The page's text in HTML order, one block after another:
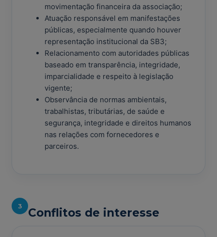
movimentação financeira da associação;
Atuação responsável em manifestações
públicas, especialmente quando houver
representação institucional da SB3;
Relacionamento com autoridades públicas
baseado em transparência, integridade,
imparcialidade e respeito à legislação
vigente;
Observância de normas ambientais,
trabalhistas, tributárias, de saúde e
segurança, integridade e direitos humanos
nas relações com fornecedores e
parceiros.
3 Conflitos de interesse